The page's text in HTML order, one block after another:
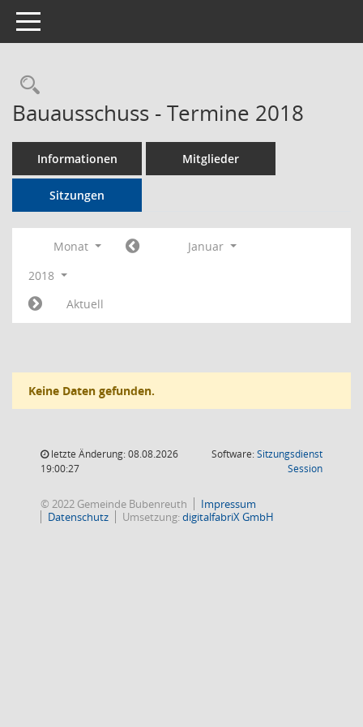
Toggle navigation
Rechercheauswahl
Bauausschuss - Termine 2018
Informationen Mitglieder
Sitzungen
Monat
Januar
2018
Aktuell
Keine Daten gefunden.
letzte Änderung: 08.08.2026
19:00:27
Software:Sitzungsdienst
Session(Wird in
© 2022 Gemeinde Bubenreuth
Impressum
Datenschutz
Umsetzung:digitalfabriX GmbH